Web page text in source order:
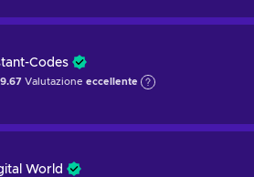
Codes
9.67 Valutazione eccellente
World